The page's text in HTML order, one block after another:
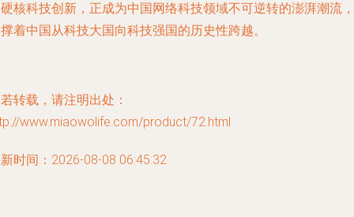
核科技创新，正成为中国网络科技领域不可逆转的澎湃潮流，
着中国从科技大国向科技强国的历史性跨越。
转载，请注明出处：
www.miaowolife.com/product/72.html
时间：2026-08-08 06:45:32